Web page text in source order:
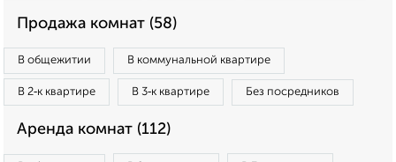
Продажа комнат (58)
В общежитии В коммунальной квартире
В 2‑к квартире В 3‑к квартире Без посредников
Аренда комнат (112)